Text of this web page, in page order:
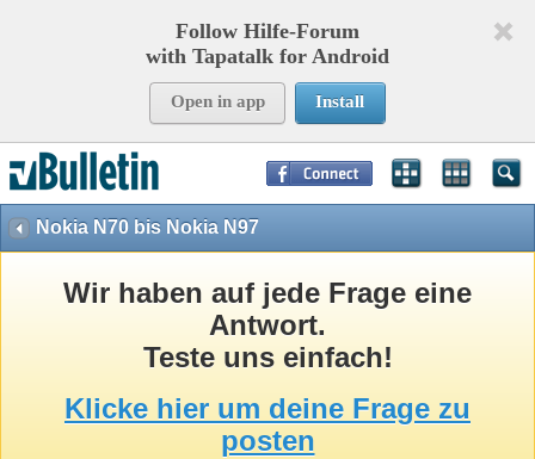
Follow Hilfe-Forum
with Tapatalk for Android
Open in app Install
Nokia N70 bis Nokia N97
Wir haben auf jede Frage eine
Antwort.
Teste uns einfach!
Klicke hier um deine Frage zu
posten
Page Time:0,17314
Templates:35